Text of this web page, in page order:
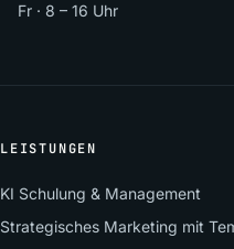
Fr · 8 – 16 Uhr
LEISTUNGEN
KI Schulung & Management
Strategisches Marketing mit